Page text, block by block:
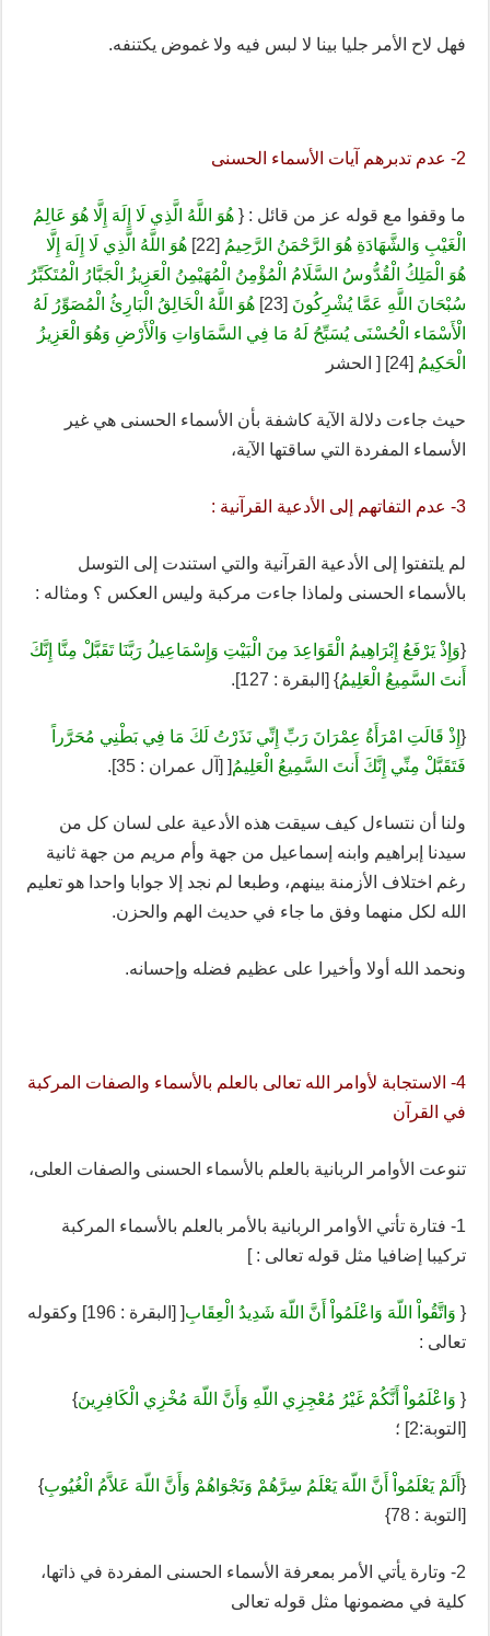
فهل لاح الأمر جليا بينا لا لبس فيه ولا غموض يكتنفه.
2- عدم تدبرهم آيات الأسماء الحسنى
ما وقفوا مع قوله عز من قائل : {هُوَ اللَّهُ الَّذِي لَا إِلَهَ إِلَّا هُوَ عَالِمُ
الْغَيْبِ وَالشَّهَادَةِ هُوَ الرَّحْمَنُ الرَّحِيمُ [22]
هُوَ اللَّهُ الَّذِي لَا إِلَهَ إِلَّا
هُوَ الْمَلِكُ الْقُدُّوسُ السَّلَامُ الْمُؤْمِنُ الْمُهَيْمِنُ الْعَزِيزُ الْجَبَّارُ الْمُتَكَبِّرُ
سُبْحَانَ اللَّهِ عَمَّا يُشْرِكُونَ [23]
هُوَ اللَّهُ الْخَالِقُ الْبَارِئُ الْمُصَوِّرُ لَهُ
الْأَسْمَاء الْحُسْنَى يُسَبِّحُ لَهُ مَا فِي السَّمَاوَاتِ وَالْأَرْضِ وَهُوَ الْعَزِيزُ
الْحَكِيمُ [24] [ الحشر
حيث جاءت دلالة الآية كاشفة بأن الأسماء الحسنى هي غير
الأسماء المفردة التي ساقتها الآية،
3- عدم التفاتهم إلى الأدعية القرآنية :
لم يلتفتوا إلى الأدعية القرآنية والتي استندت إلى التوسل
بالأسماء الحسنى ولماذا جاءت مركبة وليس العكس ؟ ومثاله :
{وَإِذْ يَرْفَعُ إِبْرَاهِيمُ الْقَوَاعِدَ مِنَ الْبَيْتِ وَإِسْمَاعِيلُ رَبَّنَا تَقَبَّلْ مِنَّا إِنَّكَ
أَنتَ السَّمِيعُ الْعَلِيمُ} [البقرة : 127].
{ إِذْ قَالَتِ امْرَأَةُ عِمْرَانَ رَبِّ إِنِّي نَذَرْتُ لَكَ مَا فِي بَطْنِي مُحَرَّراً
فَتَقَبَّلْ مِنِّي إِنَّكَ أَنتَ السَّمِيعُ الْعَلِيمُ [ [آل عمران : 35].
ولنا أن نتساءل كيف سيقت هذه الأدعية على لسان كل من
سيدنا إبراهيم وابنه إسماعيل من جهة وأم مريم من جهة ثانية
رغم اختلاف الأزمنة بينهم، وطبعا لم نجد إلا جوابا واحدا هو تعليم
الله لكل منهما وفق ما جاء في حديث الهم والحزن.
ونحمد الله أولا وأخيرا على عظيم فضله وإحسانه.
4- الاستجابة لأوامر الله تعالى بالعلم بالأسماء والصفات المركبة
في القرآن
تنوعت الأوامر الربانية بالعلم بالأسماء الحسنى والصفات العلى،
1- فتارة تأتي الأوامر الربانية بالأمر بالعلم بالأسماء المركبة
تركيبا إضافيا مثل قوله تعالى : ]
{ وَاتَّقُواْ اللّهَ وَاعْلَمُواْ أَنَّ اللّهَ شَدِيدُ الْعِقَابِ
[ [البقرة : 196] وكقوله
تعالى :
{ وَاعْلَمُواْ أَنَّكُمْ غَيْرُ مُعْجِزِي اللّهِ وَأَنَّ اللّهَ مُخْزِي الْكَافِرِينَ}
[التوبة:2] ؛
{ أَلَمْ يَعْلَمُواْ أَنَّ اللّهَ يَعْلَمُ سِرَّهُمْ وَنَجْوَاهُمْ وَأَنَّ اللّهَ عَلاَّمُ الْغُيُوبِ}
[التوبة : 78}
2- وتارة يأتي الأمر بمعرفة الأسماء الحسنى المفردة في ذاتها،
كلية في مضمونها مثل قوله تعالى